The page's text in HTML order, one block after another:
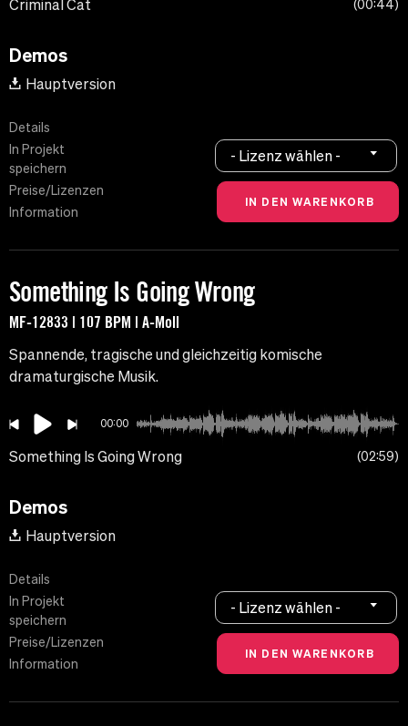
Criminal Cat 00:44
Demos
Hauptversion
Details
In Projekt
speichern
Preise/Lizenzen
Information
- Lizenz wählen -
Something Is Going Wrong
MF-12833 | 107 BPM | A-Moll
Spannende, tragische und gleichzeitig komische
dramaturgische Musik.
00:00
Something Is Going Wrong 02:59
Demos
Hauptversion
Details
In Projekt
speichern
Preise/Lizenzen
Information
- Lizenz wählen -